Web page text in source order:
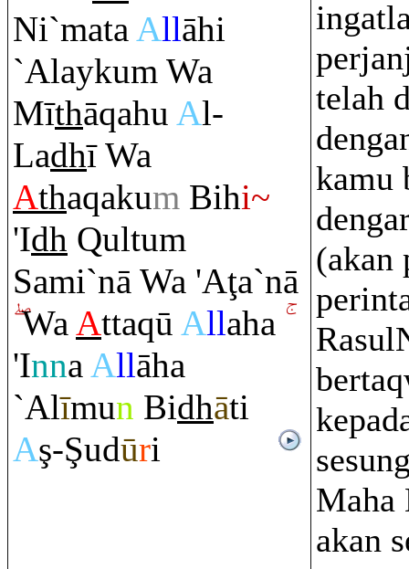
Ni`mataAllāhi
`Alaykum Wa
Mīthāqahu Al-
Ladhī Wa
Athaqakum Bihi~
'Idh Qultum
Sami`nā Wa 'Aţa`nā
WaAttaqū Allaha
'InnaAllāha
`Alīmun Bidhāti
Aş-Şudūri
telah
kamu
(akan
Maha
akan